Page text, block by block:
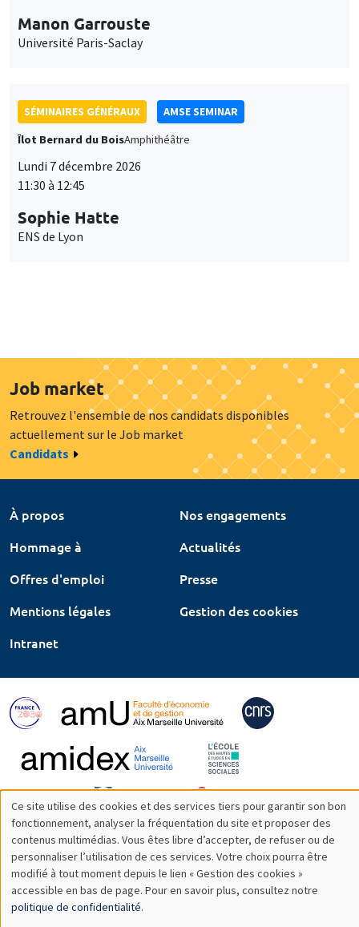
Manon Garrouste
Université Paris-Saclay
SÉMINAIRES GÉNÉRAUX
AMSE SEMINAR
Îlot Bernard du BoisAmphithéâtre
Lundi 7 décembre 2026
11:30 à 12:45
Sophie Hatte
ENS de Lyon
Job market
Retrouvez l'ensemble de nos candidats disponibles
actuellement sur le Job market
Candidats
À propos
Nos engagements
Hommage à
Actualités
Offres d'emploi
Presse
Mentions légales
Gestion des cookies
Intranet
Utilisation
des
données
personnelles
Ce site utilise des cookies et des services tiers pour garantir son bon
fonctionnement, analyser la fréquentation du site et proposer des
contenus multimédias. Vous êtes libre d’accepter, de refuser ou de
personnaliser l’utilisation de ces services. Votre choix pourra être
modifié à tout moment depuis le lien « Gestion des cookies »
accessible en bas de page. Pour en savoir plus, consultez notre
politique de confidentialité.